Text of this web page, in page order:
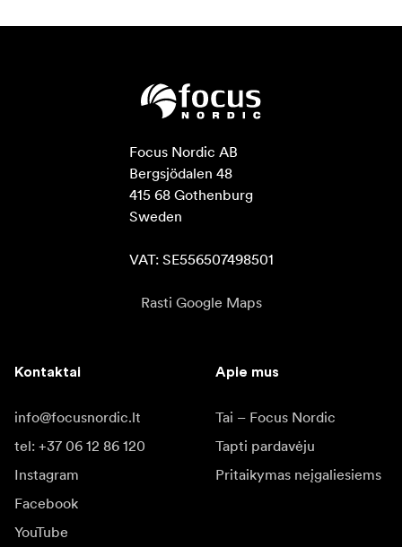
Focus Nordic AB
Bergsjödalen 48
415 68 Gothenburg
Sweden
VAT: SE556507498501
Rasti Google Maps
Kontaktai
info@focusnordic.lt
tel: +37 06 12 86 120
Instagram
Facebook
YouTube
Apie mus
Tai – Focus Nordic
Tapti pardavėju
Pritaikymas neįgaliesiems